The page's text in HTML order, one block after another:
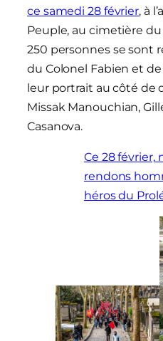
ce samedi 28 février, à
Peuple, au cimetière du
250 personnes se sont
du Colonel Fabien et
leur portrait au côté de
Missak Manouchian,
Casanova.
Ce 28 février,
rendons
héros du